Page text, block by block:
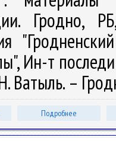
Гродно,
Ин-т
Ватыль. –
Подробнее